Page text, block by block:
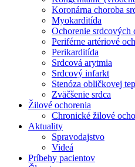
Koronárna choroba
Myokarditída
Ochorenie srdcových
Periférne artériové
Perikarditída
Srdcová arytmia
Srdcový infarkt
Stenóza obličkovej
Zväčšenie srdca
Žilové ochorenia
Chronické žilové
Aktuality
Spravodajstvo
Videá
Príbehy pacientov